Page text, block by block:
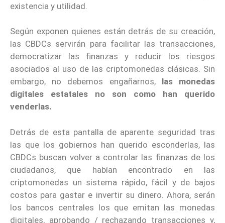
existencia y utilidad.
Según exponen quienes están detrás de su creación,
las CBDCs servirán para facilitar las transacciones,
democratizar las finanzas y reducir los riesgos
asociados al uso de las criptomonedas clásicas. Sin
embargo, no debemos engañarnos,las monedas
digitales estatales no son como han querido
venderlas.
Detrás de esta pantalla de aparente seguridad tras
las que los gobiernos han querido esconderlas, las
CBDCs buscan volver a controlar las finanzas de los
ciudadanos, que habían encontrado en las
criptomonedas un sistema rápido, fácil y de bajos
costos para gastar e invertir su dinero. Ahora, serán
los bancos centrales los que emitan las monedas
digitales, aprobando / rechazando transacciones y,